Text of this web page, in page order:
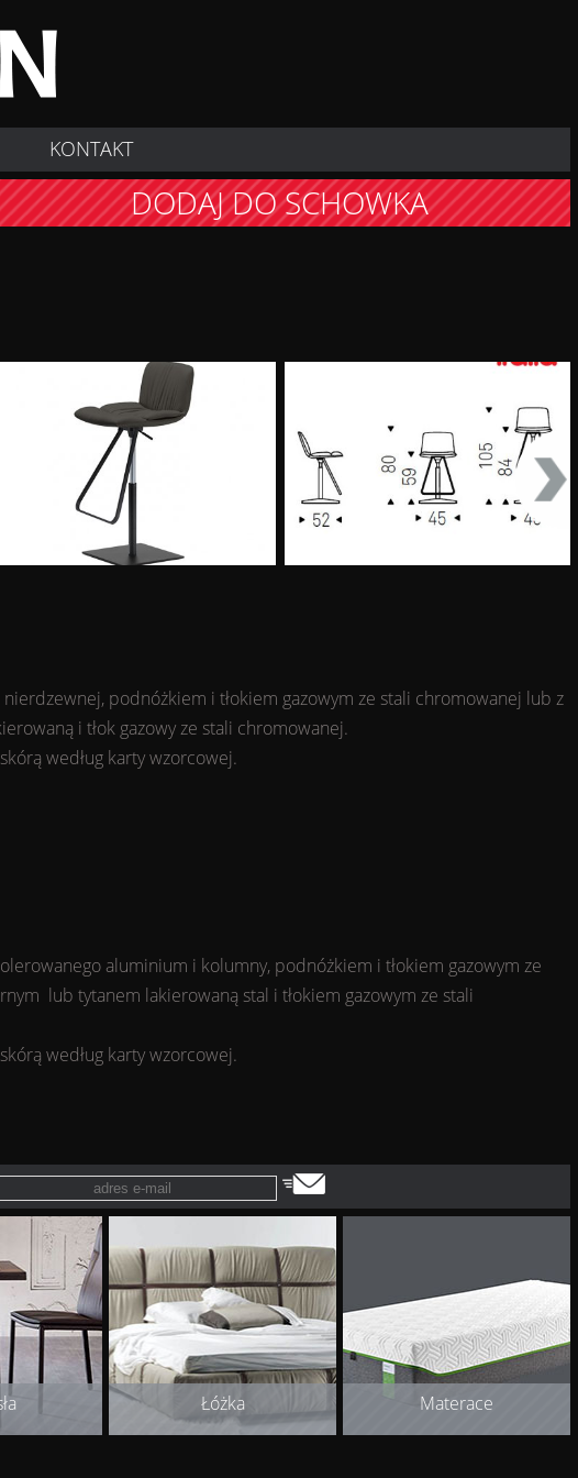
KONTAKT
DODAJ DO SCHOWKA
podnóżkiem i tłokiem gazowym ze stali chromowanej lub z
i tłok gazowy ze stali chromowanej.
według karty wzorcowej.
aluminium i kolumny, podnóżkiem i tłokiem gazowym ze
lub tytanem lakierowaną stal i tłokiem gazowym ze stali
według karty wzorcowej.
Łóżka Materace